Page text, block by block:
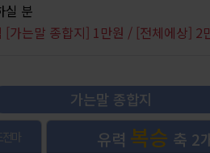
실 분
[가는말 종합지] 1만원 / [전체에상] 2
가는말 종합지
전마 유력 복승 축 2